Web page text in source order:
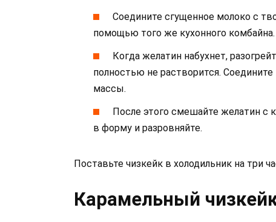
Соедините сгущенное молоко с
помощью того же кухонного комбайна.
Когда желатин набухнет,
полностью не растворится.
массы.
После этого смешайте желатин с
в форму и разровняйте.
Поставьте чизкейк в холодильник на три
Карамельный